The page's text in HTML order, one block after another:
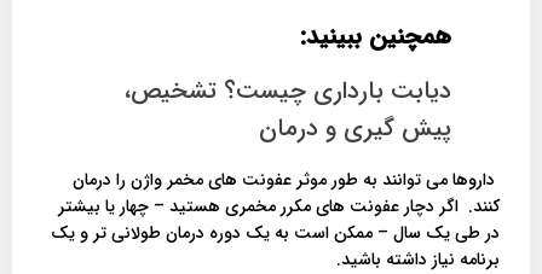
همچنین ببینید:
دیابت بارداری چیست؟ تشخیص،
پیش گیری و درمان
داروها می توانند به طور موثر عفونت های مخمر واژن را درمان
کنند. اگر دچار عفونت های مکرر مخمری هستید – چهار یا بیشتر
در طی یک سال – ممکن است به یک دوره درمان طولانی تر و یک
برنامه نیاز داشته باشید.